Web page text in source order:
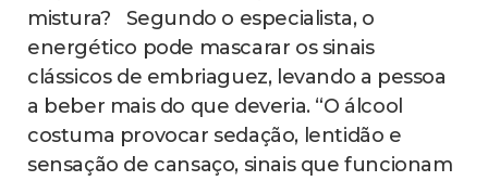
mistura? Segundo o especialista, o
energético pode mascarar os sinais
clássicos de embriaguez, levando a pessoa
a beber mais do que deveria. “O álcool
costuma provocar sedação, lentidão e
sensação de cansaço, sinais que funcionam